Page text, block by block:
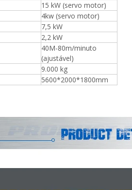
15 kW (servo motor)
4kw (servo motor)
7,5 kW
2,2 kW
40M-80m/minuto
(ajustável)
9.000 kg
5600*2000*1800mm